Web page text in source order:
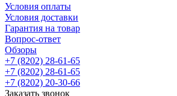
Условия оплаты
Условия доставки
Гарантия на товар
Вопрос-ответ
Обзоры
+7 (8202) 28‑61-65
+7 (8202) 28‑61-65
+7 (8202) 20‑30-66
Заказать звонок